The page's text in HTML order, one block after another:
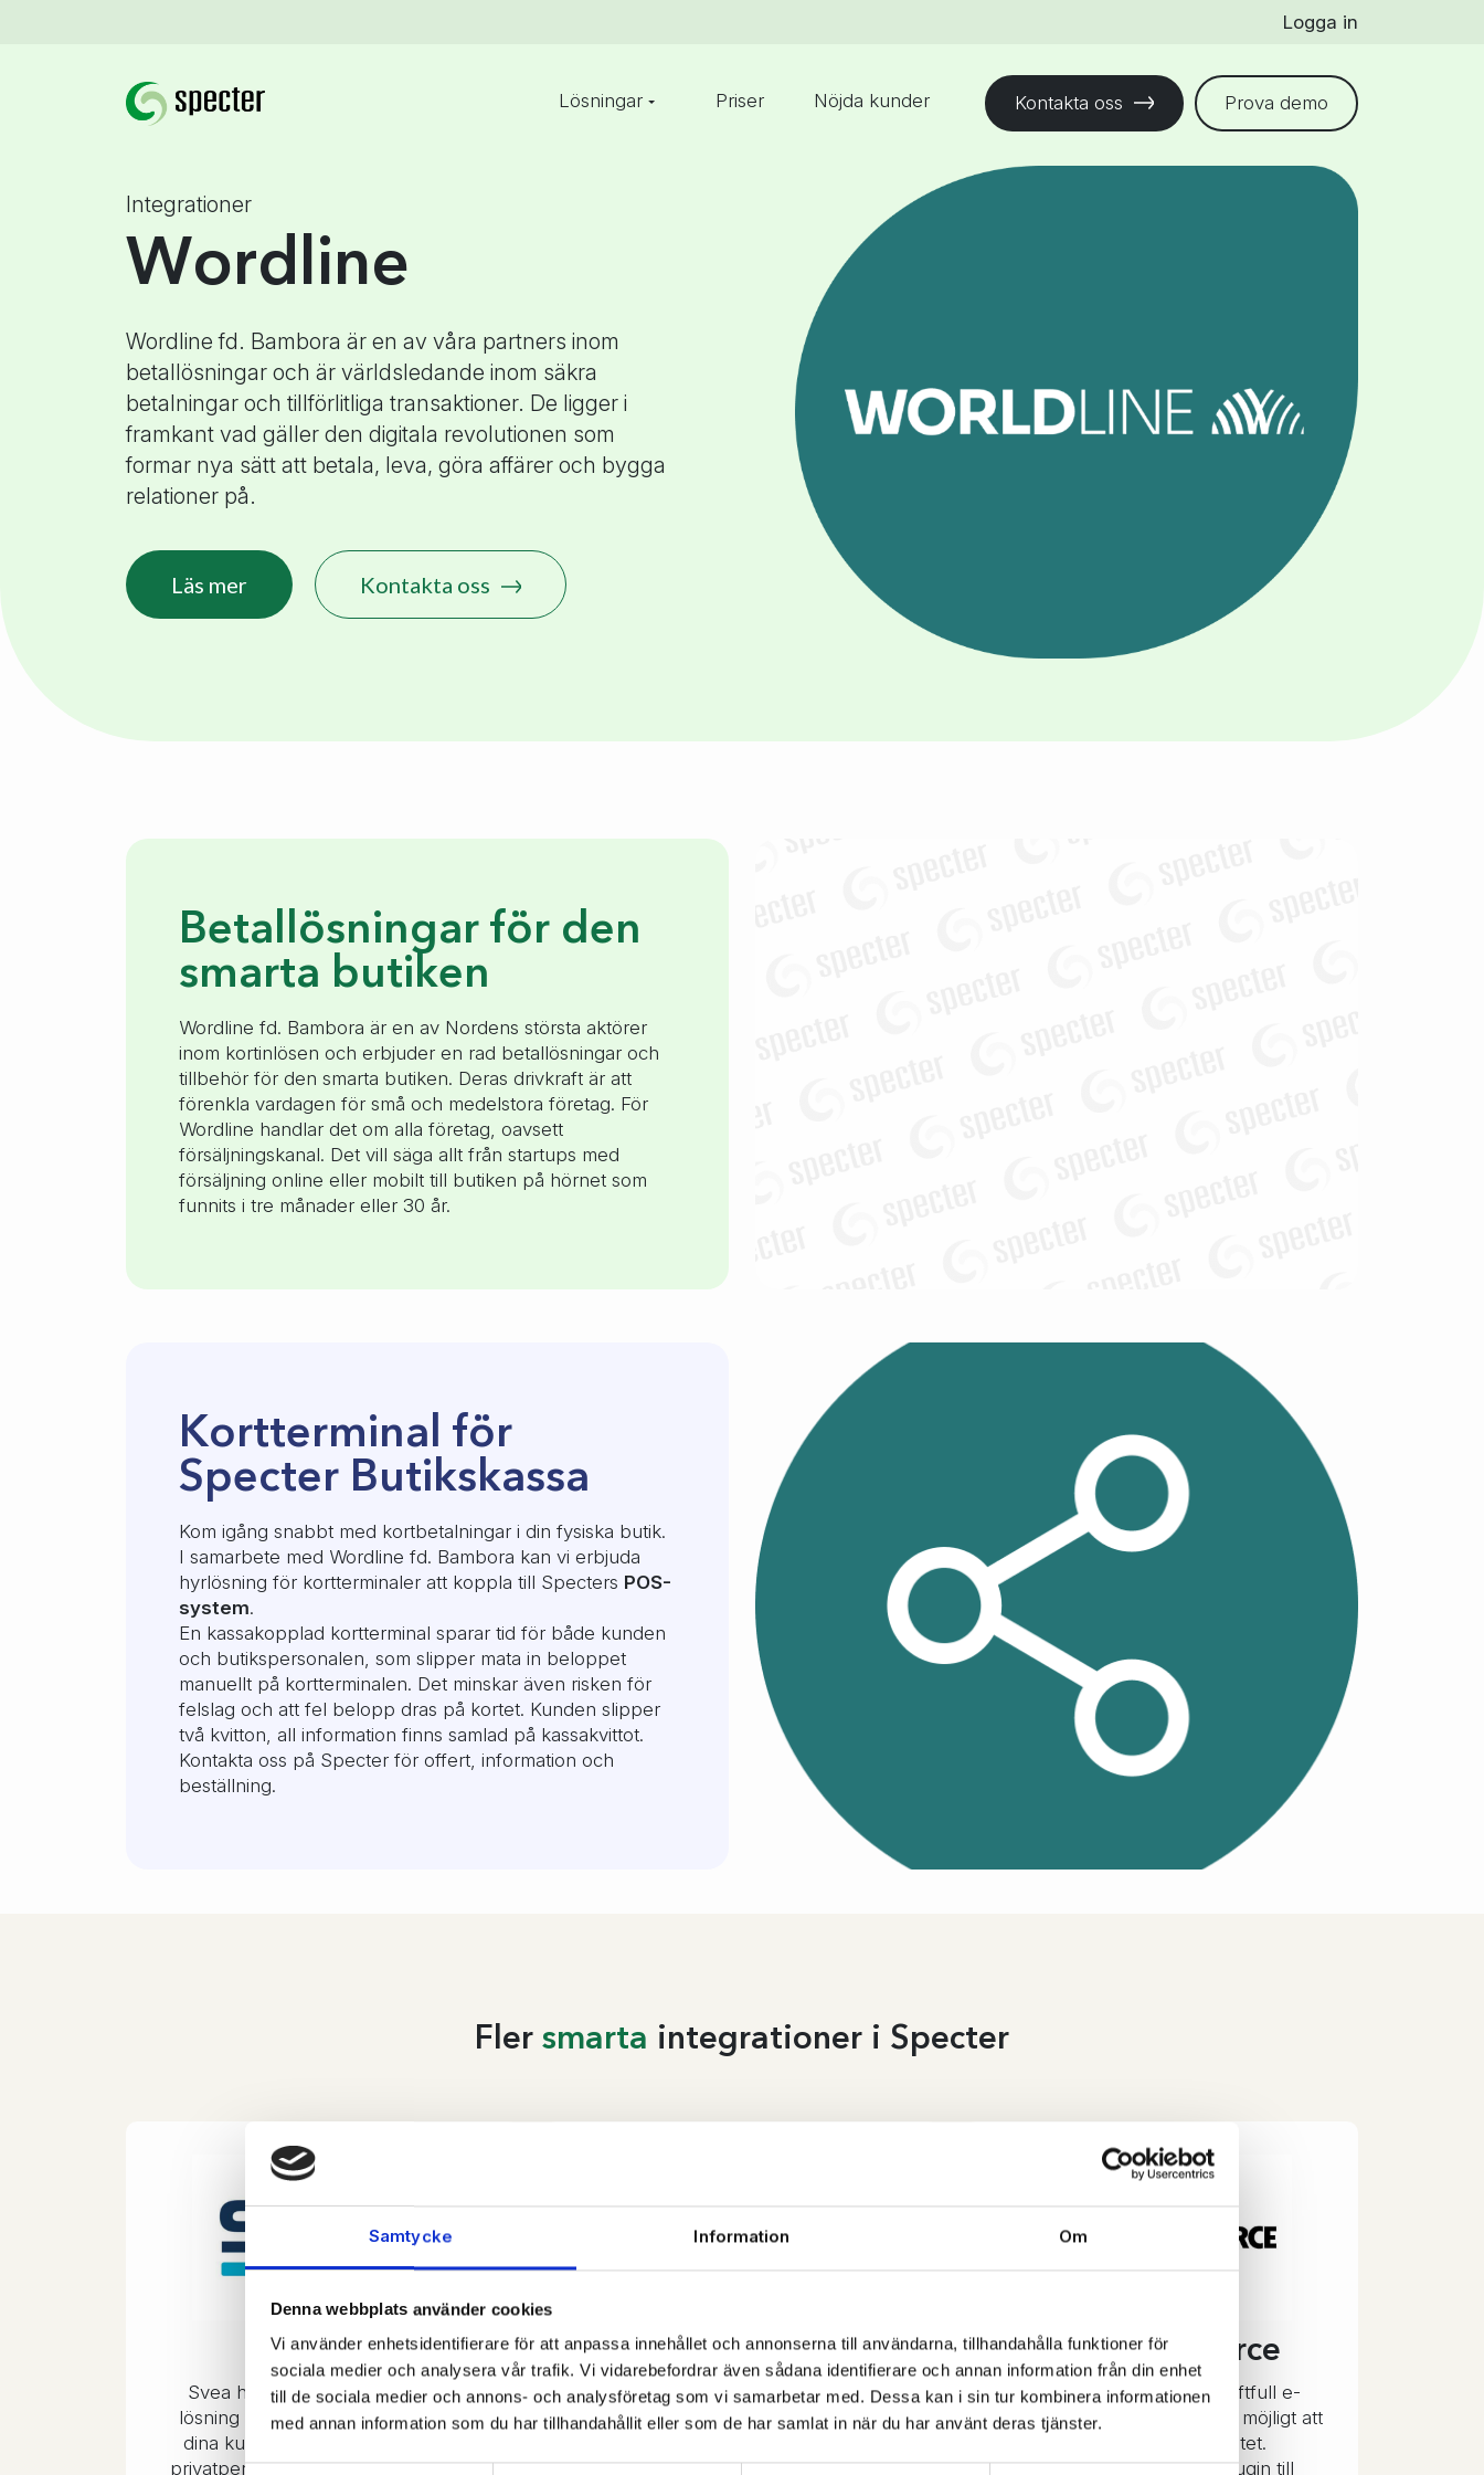
Samtycke Information Om
Denna webbplats använder cookies
Vi använder enhetsidentifierare för att anpassa innehållet och annonserna till användarna, tillhandahålla funktioner för
sociala medier och analysera vår trafik. Vi vidarebefordrar även sådana identifierare och annan information från din enhet
till de sociala medier och annons- och analysföretag som vi samarbetar med. Dessa kan i sin tur kombinera informationen
med annan information som du har tillhandahållit eller som de har samlat in när du har använt deras tjänster.
Logga in
Lösningar Priser Nöjda kunder Kontakta oss Prova demo
Integrationer
Wordline
Wordline fd. Bambora är en av våra partners inom
betallösningar och är världsledande inom säkra
betalningar och tillförlitliga transaktioner. De ligger i
framkant vad gäller den digitala revolutionen som
formar nya sätt att betala, leva, göra affärer och bygga
relationer på.
Läs mer Kontakta oss
Betallösningar för den
smarta butiken
Wordline fd. Bambora är en av Nordens största aktörer
inom kortinlösen och erbjuder en rad betallösningar och
tillbehör för den smarta butiken. Deras drivkraft är att
förenkla vardagen för små och medelstora företag. För
Wordline handlar det om alla företag, oavsett
försäljningskanal. Det vill säga allt från startups med
försäljning online eller mobilt till butiken på hörnet som
funnits i tre månader eller 30 år.
Kortterminal för
Specter Butikskassa
Kom igång snabbt med kortbetalningar i din fysiska butik.
I samarbete med Wordline fd. Bambora kan vi erbjuda
hyrlösning för kortterminaler att koppla till Specters POS-
system.
En kassakopplad kortterminal sparar tid för både kunden
och butikspersonalen, som slipper mata in beloppet
manuellt på kortterminalen. Det minskar även risken för
felslag och att fel belopp dras på kortet. Kunden slipper
två kvitton, all information finns samlad på kassakvittot.
Kontakta oss på Specter för offert, information och
beställning.
Fler smarta integrationer i Specter
Svea
Svea har en komplett checkout
lösning innehållande alla betalsätt
dina kunder efterfrågar för både
privatpersoner och företag. Du som
nShift
Automatisera din frakthantering med
vår koppling till nShift. I nShift
transportörer som t.ex. Postnord,
WooCommerce
WooCommerce är en kraftfull e-
handelslösning som gör det möjligt att
sälja vad du vill på nätet.
WooCommerce är ett plugin till